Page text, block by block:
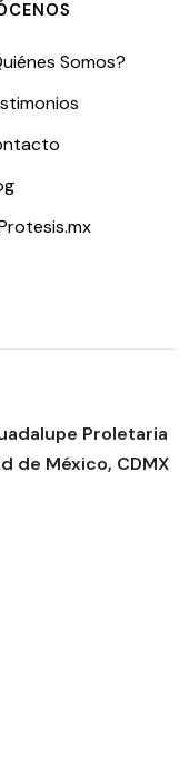
Somos?
Proletaria
de México, CDMX